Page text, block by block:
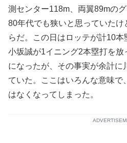
測センター118m、両翼89mの
80年代でも狭いと思っていたけ
らだ。この日はロッテが計10
小坂誠が1イニング2本塁打を
になったが、その事実が余計に
ていた。ここはいろんな意味で
はなくなってしまった。